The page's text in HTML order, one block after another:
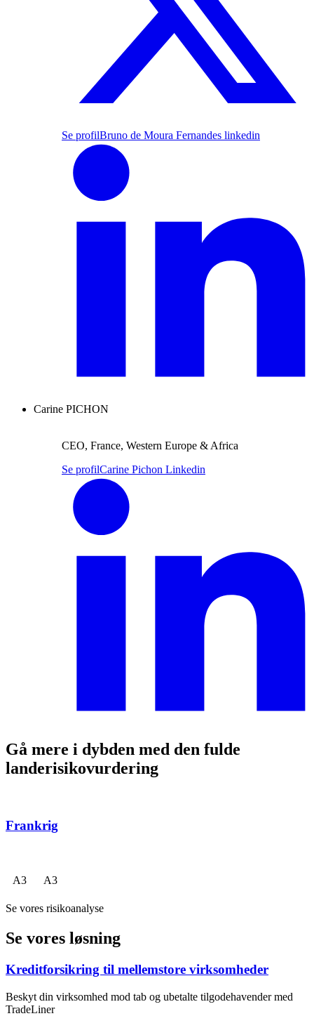
Se profilBruno de Moura Fernandes linkedin
Carine PICHON
CEO, France, Western Europe & Africa
Se profilCarine Pichon Linkedin
Gå mere i dybden med den fulde
landerisikovurdering
Frankrig
A3 A3
Se vores risikoanalyse
Se vores løsning
Kreditforsikring til mellemstore virksomheder
Beskyt din virksomhed mod tab og ubetalte tilgodehavender med
TradeLiner